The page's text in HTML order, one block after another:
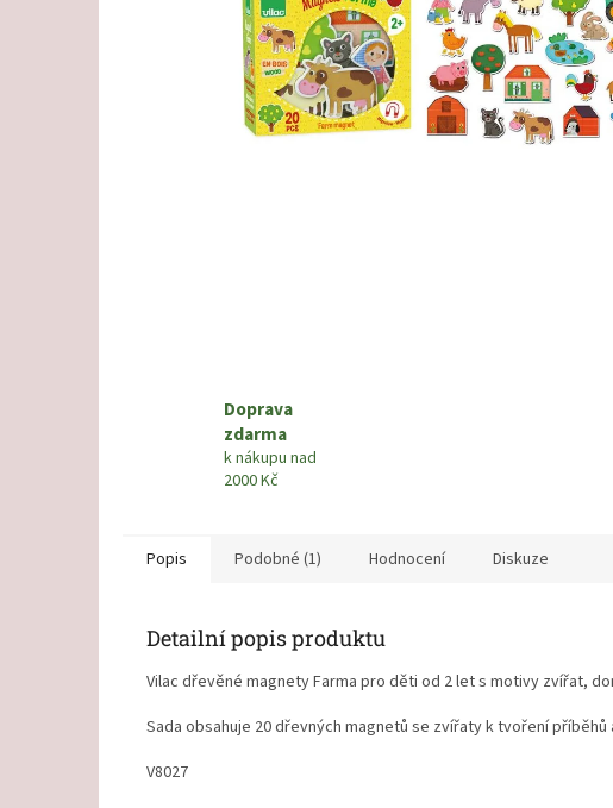
Doprava
zdarma
k nákupu nad
2000 Kč
Popis Podobné (1) Hodnocení Diskuze
Detailní popis produktu
Vilac dřevěné magnety Farma pro děti od 2 let s motivy zvířat,
Sada obsahuje 20 dřevných magnetů se zvířaty k tvoření
V8027